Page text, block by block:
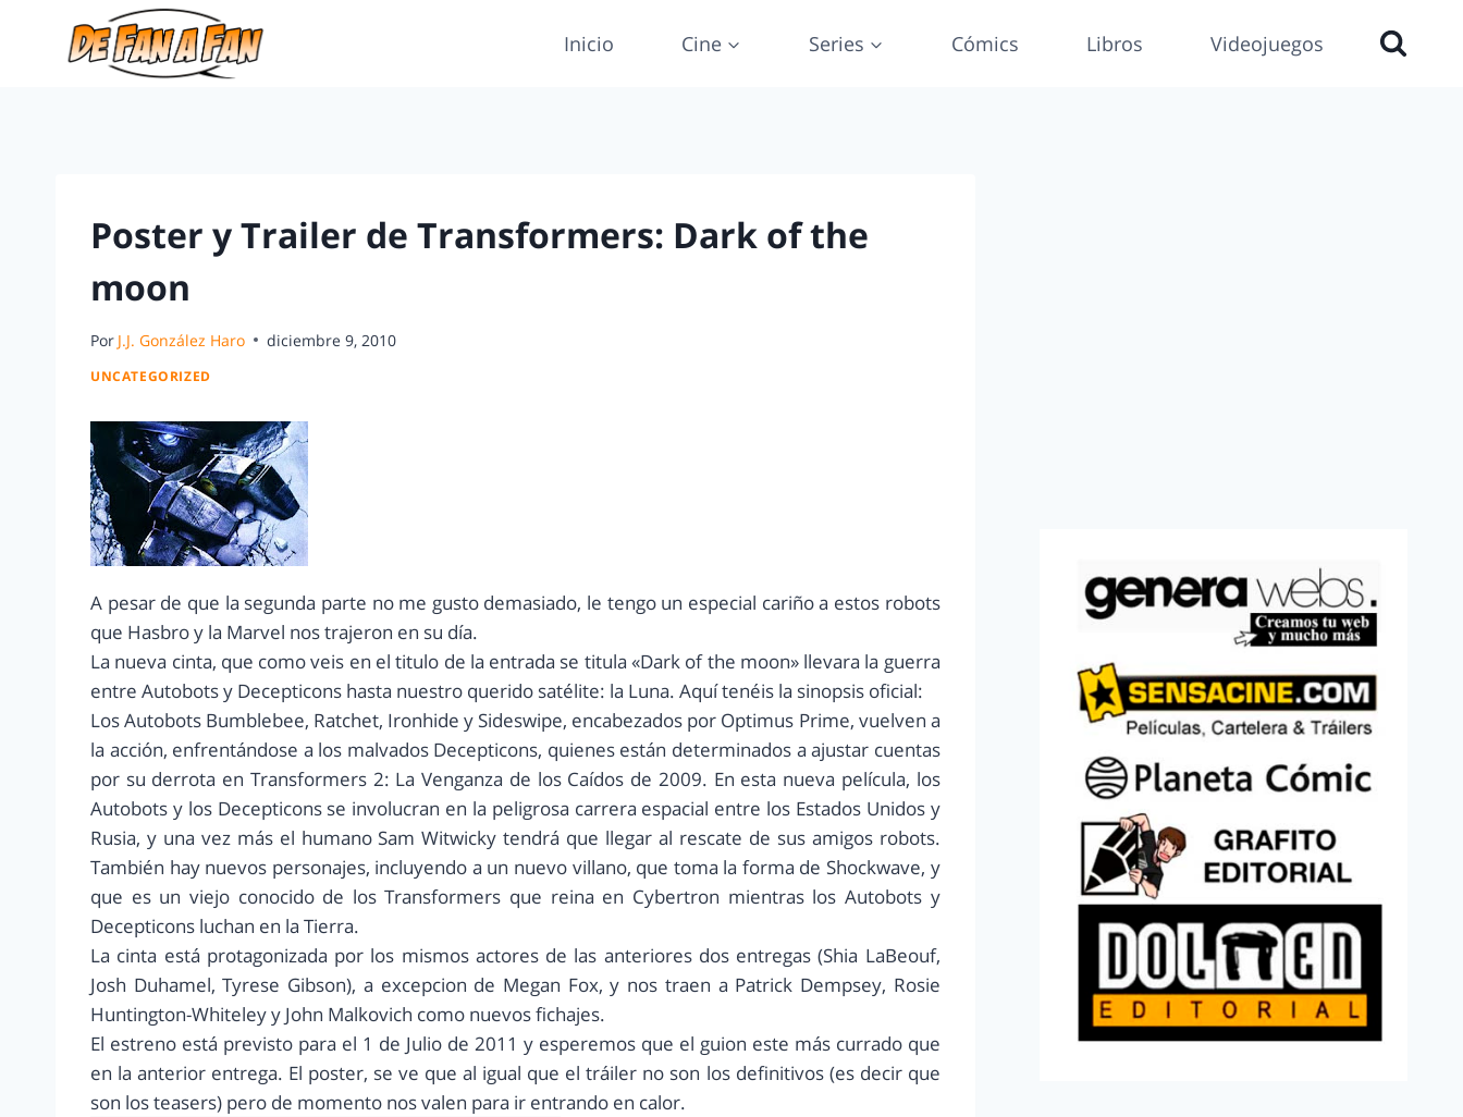
Inicio Cine Series Cómics Libros Videojuegos
Poster y Trailer de Transformers: Dark of the
moon
Por J.J. González Haro diciembre 9, 2010
UNCATEGORIZED
A pesar de que la segunda parte no me gusto demasiado, le tengo un especial cariño a estos robots
que Hasbro y la Marvel nos trajeron en su día.
La nueva cinta, que como veis en el titulo de la entrada se titula «Dark of the moon» llevara la guerra
entre Autobots y Decepticons hasta nuestro querido satélite: la Luna. Aquí tenéis la sinopsis oficial:
Los Autobots Bumblebee, Ratchet, Ironhide y Sideswipe, encabezados por Optimus Prime, vuelven a
la acción, enfrentándose a los malvados Decepticons, quienes están determinados a ajustar cuentas
por su derrota en Transformers 2: La Venganza de los Caídos de 2009. En esta nueva película, los
Autobots y los Decepticons se involucran en la peligrosa carrera espacial entre los Estados Unidos y
Rusia, y una vez más el humano Sam Witwicky tendrá que llegar al rescate de sus amigos robots.
También hay nuevos personajes, incluyendo a un nuevo villano, que toma la forma de Shockwave, y
que es un viejo conocido de los Transformers que reina en Cybertron mientras los Autobots y
Decepticons luchan en la Tierra.
La cinta está protagonizada por los mismos actores de las anteriores dos entregas (Shia LaBeouf,
Josh Duhamel, Tyrese Gibson), a excepcion de Megan Fox, y nos traen a Patrick Dempsey, Rosie
Huntington-Whiteley y John Malkovich como nuevos fichajes.
El estreno está previsto para el 1 de Julio de 2011 y esperemos que el guion este más currado que
en la anterior entrega. El poster, se ve que al igual que el tráiler no son los definitivos (es decir que
son los teasers) pero de momento nos valen para ir entrando en calor.